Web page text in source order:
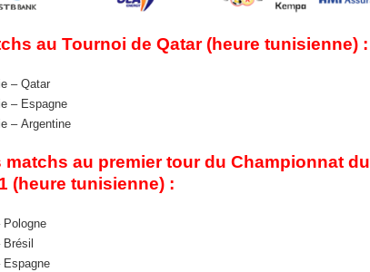
au Tournoi de Qatar (heure tunisienne) :
– Qatar
– Espagne
– Argentine
matchs au premier tour du Championnat du
(heure tunisienne) :
Pologne
Espagne